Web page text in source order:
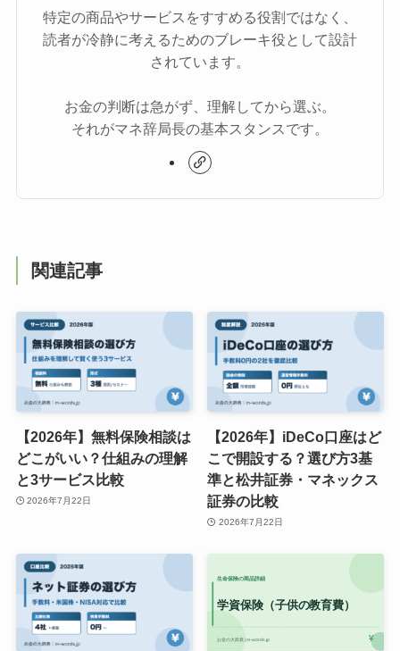
特定の商品やサービスをすすめる役割ではなく、
読者が冷静に考えるためのブレーキ役として設計
されています。
お金の判断は急がず、理解してから選ぶ。
それがマネ辞局長の基本スタンスです。
関連記事
【2026年】無料保険相談は
どこがいい？仕組みの理解
と3サービス比較
2026年7月22日
【2026年】iDeCo口座はど
こで開設する？選び方3基
準と松井証券・マネックス
証券の比較
2026年7月22日